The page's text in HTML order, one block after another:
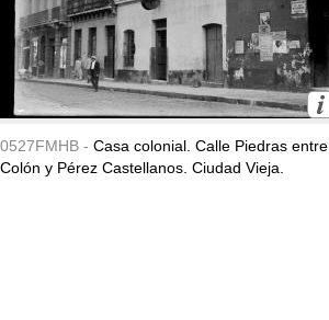
0527FMHB - Casa colonial. Calle Piedras entre
Colón y Pérez Castellanos. Ciudad Vieja.